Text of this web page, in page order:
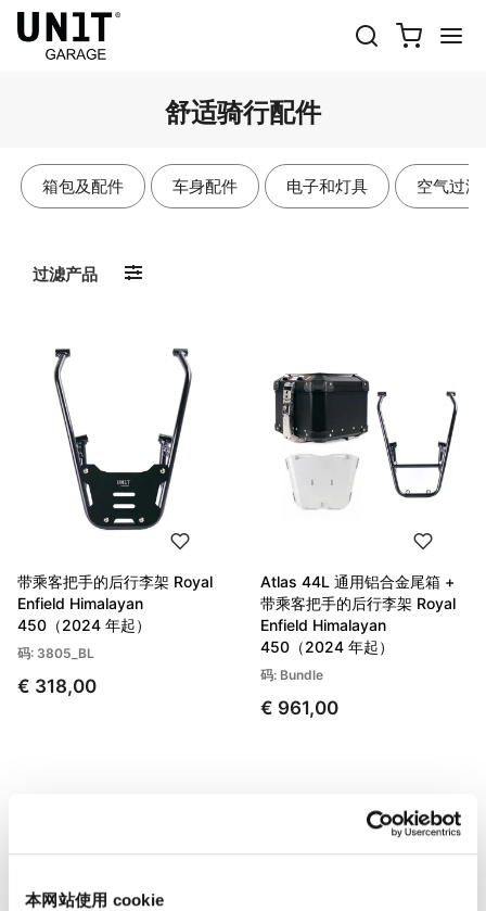
本网站使用 cookie
舒适骑行配件
箱包及配件 车身配件 电子和灯具 空气过滤
过滤产品
带乘客把手的后行李架 Royal
Enfield Himalayan
450（2024 年起）
码: 3805_BL
€ 318,00
Atlas 44L 通用铝合金尾箱 +
带乘客把手的后行李架 Royal
Enfield Himalayan
450（2024 年起）
码: Bundle
€ 961,00